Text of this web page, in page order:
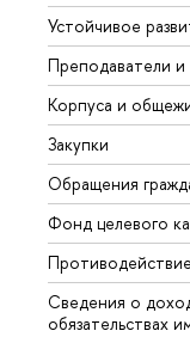
Устойчивое
Преподаватели и
Корпуса и
Закупки
Обращения
Фонд целевого
Сведения о
обязательствах